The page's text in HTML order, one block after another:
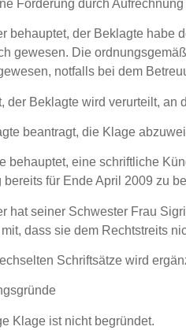
Forderung durch
behauptet, der Beklagte habe
gewesen. Die
notfalls bei dem
der Beklagte wird verurteilt,
beantragt, die Klage
behauptet, eine schriftliche
bereits für Ende April 2009 zu
hat seiner Schwester Frau
dass sie dem Rechtstreits
Schriftsätze wird
Klage ist nicht begründet.